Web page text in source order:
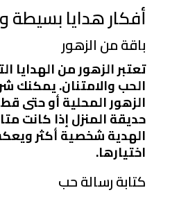
أفكار هدايا بسيطة
باقة من الزهور
تعتبر الزهور من الهدايا
الحب والامتنان. يمكنك
الزهور المحلية أو حتى
حديقة المنزل إذا كانت
الهدية شخصية أكثر
اختيارها.
كتابة رسالة حب